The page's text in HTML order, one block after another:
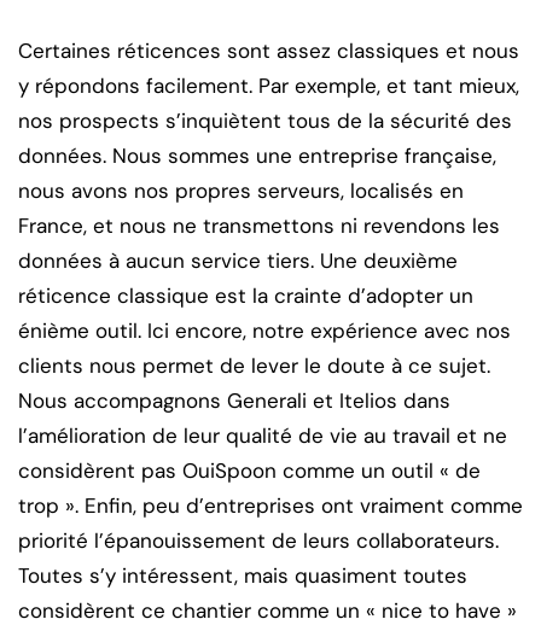
Certaines réticences sont assez classiques et nous
y répondons facilement. Par exemple, et tant mieux,
nos prospects s’inquiètent tous de la sécurité des
données. Nous sommes une entreprise française,
nous avons nos propres serveurs, localisés en
France, et nous ne transmettons ni revendons les
données à aucun service tiers. Une deuxième
réticence classique est la crainte d’adopter un
énième outil. Ici encore, notre expérience avec nos
clients nous permet de lever le doute à ce sujet.
Nous accompagnons Generali et Itelios dans
l’amélioration de leur qualité de vie au travail et ne
considèrent pas OuiSpoon comme un outil « de
trop ». Enfin, peu d’entreprises ont vraiment comme
priorité l’épanouissement de leurs collaborateurs.
Toutes s’y intéressent, mais quasiment toutes
considèrent ce chantier comme un « nice to have »